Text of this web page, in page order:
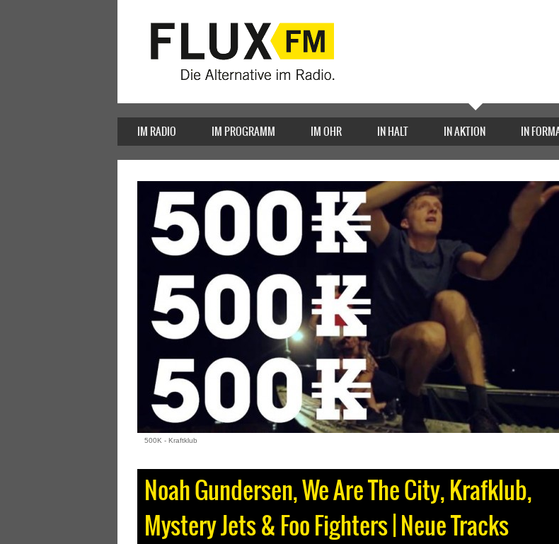
IM RADIO IM PROGRAMM IM OHR IN HALT IN AKTION IN
500K - Kraftklub
Noah Gundersen, We Are The City, Krafklub,
Mystery Jets & Foo Fighters | Neue Tracks